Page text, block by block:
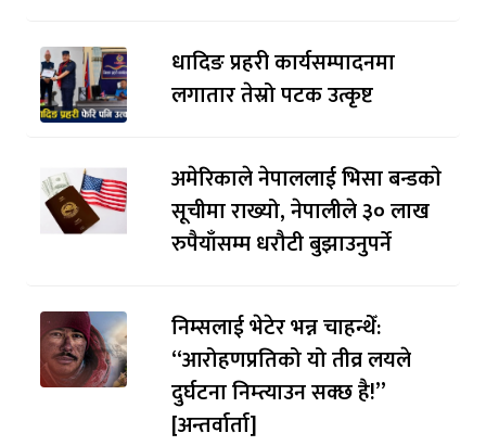
धादिङ प्रहरी कार्यसम्पादनमा
लगातार तेस्रो पटक उत्कृष्ट
अमेरिकाले नेपाललाई भिसा बन्डकाे
सूचीमा राख्यो, नेपालीले ३० लाख
रुपैयाँसम्म धरौटी बुझाउनुपर्ने
निम्सलाई भेटेर भन्न चाहन्थेँ:
“आरोहणप्रतिको यो तीव्र लयले
दुर्घटना निम्त्याउन सक्छ है!”
[अन्तर्वार्ता]